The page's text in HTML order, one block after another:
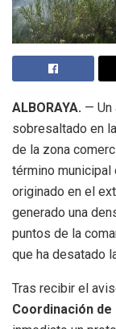
ALBORAYA. — Un
sobresaltado en
de la zona
término municipal
originado en el
generado una
puntos de la
que ha desatado
Tras recibir el
Coordinación de